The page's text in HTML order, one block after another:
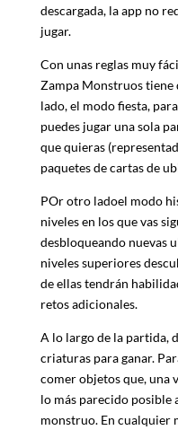
descargada, la app no
jugar.
Con unas reglas muy
Zampa Monstruos tiene
lado, el modo fiesta,
puedes jugar una sola
que quieras
paquetes de cartas de
POr otro ladoel modo
niveles en los que vas
desbloqueando nuevas
niveles superiores
de ellas tendrán
retos adicionales.
A lo largo de la partida,
criaturas para ganar.
comer objetos que, una
lo más parecido posible
monstruo. En cualquier